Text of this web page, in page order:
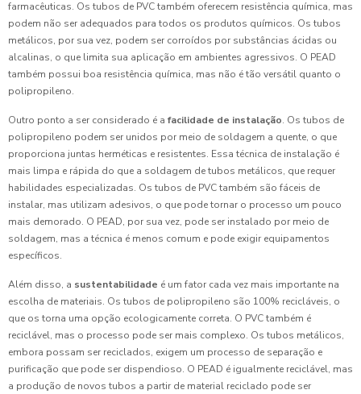
farmacêuticas. Os tubos de PVC também oferecem resistência química, mas
podem não ser adequados para todos os produtos químicos. Os tubos
metálicos, por sua vez, podem ser corroídos por substâncias ácidas ou
alcalinas, o que limita sua aplicação em ambientes agressivos. O PEAD
também possui boa resistência química, mas não é tão versátil quanto o
polipropileno.
Outro ponto a ser considerado é a facilidade de instalação. Os tubos de
polipropileno podem ser unidos por meio de soldagem a quente, o que
proporciona juntas herméticas e resistentes. Essa técnica de instalação é
mais limpa e rápida do que a soldagem de tubos metálicos, que requer
habilidades especializadas. Os tubos de PVC também são fáceis de
instalar, mas utilizam adesivos, o que pode tornar o processo um pouco
mais demorado. O PEAD, por sua vez, pode ser instalado por meio de
soldagem, mas a técnica é menos comum e pode exigir equipamentos
específicos.
Além disso, a sustentabilidade é um fator cada vez mais importante na
escolha de materiais. Os tubos de polipropileno são 100% recicláveis, o
que os torna uma opção ecologicamente correta. O PVC também é
reciclável, mas o processo pode ser mais complexo. Os tubos metálicos,
embora possam ser reciclados, exigem um processo de separação e
purificação que pode ser dispendioso. O PEAD é igualmente reciclável, mas
a produção de novos tubos a partir de material reciclado pode ser